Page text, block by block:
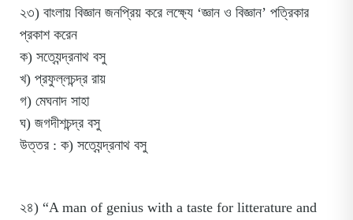
২৩) বাংলায় বিজ্ঞান জনপ্রিয় করে লক্ষ্যে ‘জ্ঞান ও বিজ্ঞান’ পত্রিকার
প্রকাশ করেন
ক) সত্যেন্দ্রনাথ বসু
খ) প্রফুল্লচন্দ্র রায়
গ) মেঘনাদ সাহা
ঘ) জগদীশচন্দ্র বসু
উত্তর : ক) সত্যেন্দ্রনাথ বসু
২৪) “A man of genius with a taste for litterature and